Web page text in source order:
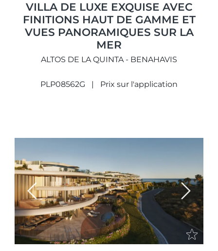
VILLA DE LUXE EXQUISE AVEC
FINITIONS HAUT DE GAMME ET
VUES PANORAMIQUES SUR LA
MER
ALTOS DE LA QUINTA - BENAHAVIS
PLP08562G Prix sur l'application
Previous Next